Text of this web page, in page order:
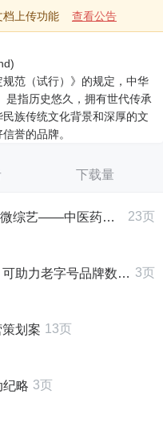
档上传功能 查看公告
范（试行）》的规定，中华
指历史悠久，拥有世代传承
族传统文化背景和深厚的文
誉的品牌。
下载量
医药老字号的焕新之路 23页
字号品牌数字化破圈么？ 3页
划案 13页
略 3页